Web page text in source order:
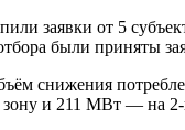
заявки от 5
были приняты
снижения
и 211 МВт — на